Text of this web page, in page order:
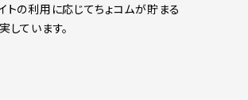
トの利用に応じてちょコムが貯まる
しています。